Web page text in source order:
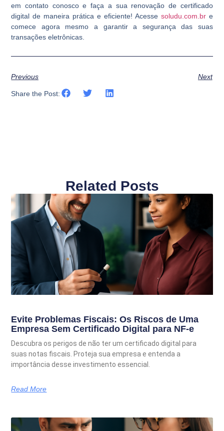
em contato conosco e faça a sua renovação de certificado
digital de maneira prática e eficiente! Acesse soludu.com.bre
comece agora mesmo a garantir a segurança das suas
transações eletrônicas.
Previous Next
Share the Post:
Related Posts
Evite Problemas Fiscais: Os Riscos de Uma
Empresa Sem Certificado Digital para NF-e
Descubra os perigos de não ter um certificado digital para
suas notas fiscais. Proteja sua empresa e entenda a
importância desse investimento essencial.
Read More